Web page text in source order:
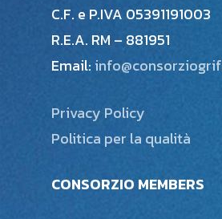
C.F. e P.IVA 05391191003
R.E.A. RM – 881951
Email:
Privacy Policy
Politica per la qualità
CONSORZIO MEMBERS